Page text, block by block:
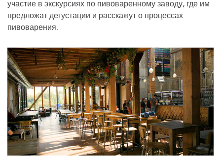
участие в экскурсиях по пивоваренному заводу, где им
предложат дегустации и расскажут о процессах
пивоварения.